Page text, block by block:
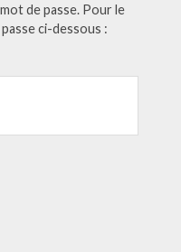
de passe. Pour le
ci-dessous :